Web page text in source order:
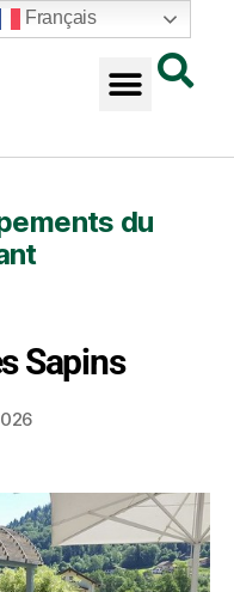
du
Sapins
Français